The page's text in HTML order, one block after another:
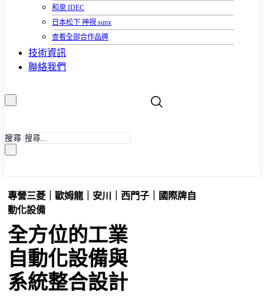
和泉 IDEC
日本松下 神視 sunx
查看全部合作品牌
技術資訊
聯絡我們
搜尋
×
專營三菱｜歐姆龍｜安川｜西門子｜國際牌自
動化設備
全方位的工業
自動化設備與
系統整合設計